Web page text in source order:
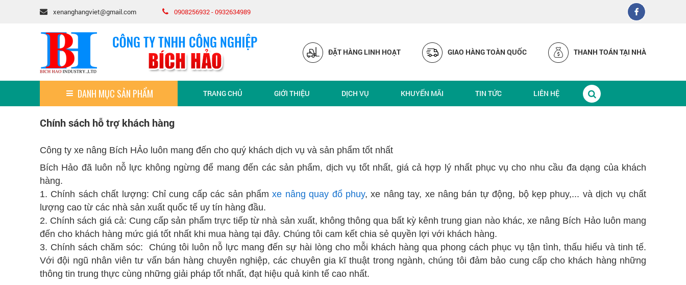
xenanghangviet@gmail.com 0908256932 - 0932634989
ĐẶT HÀNG LINH HOẠT GIAO HÀNG TOÀN QUỐC THANH TOÁN TẠI NHÀ
DANH MỤC SẢN PHẨM TRANG CHỦ GIỚI THIỆU DỊCH VỤ KHUYẾN MÃI TIN TỨC LIÊN HỆ
Chính sách hỗ trợ khách hàng
Công ty xe nâng Bích HẢo luôn mang đến cho quý khách dịch vụ và sản phẩm tốt nhất
Bích Hảo đã luôn nỗ lực không ngừng để mang đến các sản phẩm, dịch vụ tốt nhất, giá cả hợp lý nhất phục vụ cho nhu cầu đa dạng của khách
hàng.
1. Chính sách chất lượng: Chỉ cung cấp các sản phẩmxe nâng quay đổ phuy, xe nâng tay, xe nâng bán tự động, bộ kẹp phuy,... và dịch vụ chất
lượng cao từ các nhà sản xuất quốc tế uy tín hàng đầu.
2. Chính sách giá cả: Cung cấp sản phẩm trực tiếp từ nhà sản xuất, không thông qua bất kỳ kênh trung gian nào khác, xe nâng Bích Hảo luôn mang
đến cho khách hàng mức giá tốt nhất khi mua hàng tại đây. Chúng tôi cam kết chia sẻ quyền lợi với khách hàng.
3. Chính sách chăm sóc: Chúng tôi luôn nỗ lực mang đến sự hài lòng cho mỗi khách hàng qua phong cách phục vụ tận tình, thấu hiểu và tinh tế.
Với đội ngũ nhân viên tư vấn bán hàng chuyên nghiệp, các chuyên gia kĩ thuật trong ngành, chúng tôi đảm bảo cung cấp cho khách hàng những
thông tin trung thực cùng những giải pháp tốt nhất, đạt hiệu quả kinh tế cao nhất.